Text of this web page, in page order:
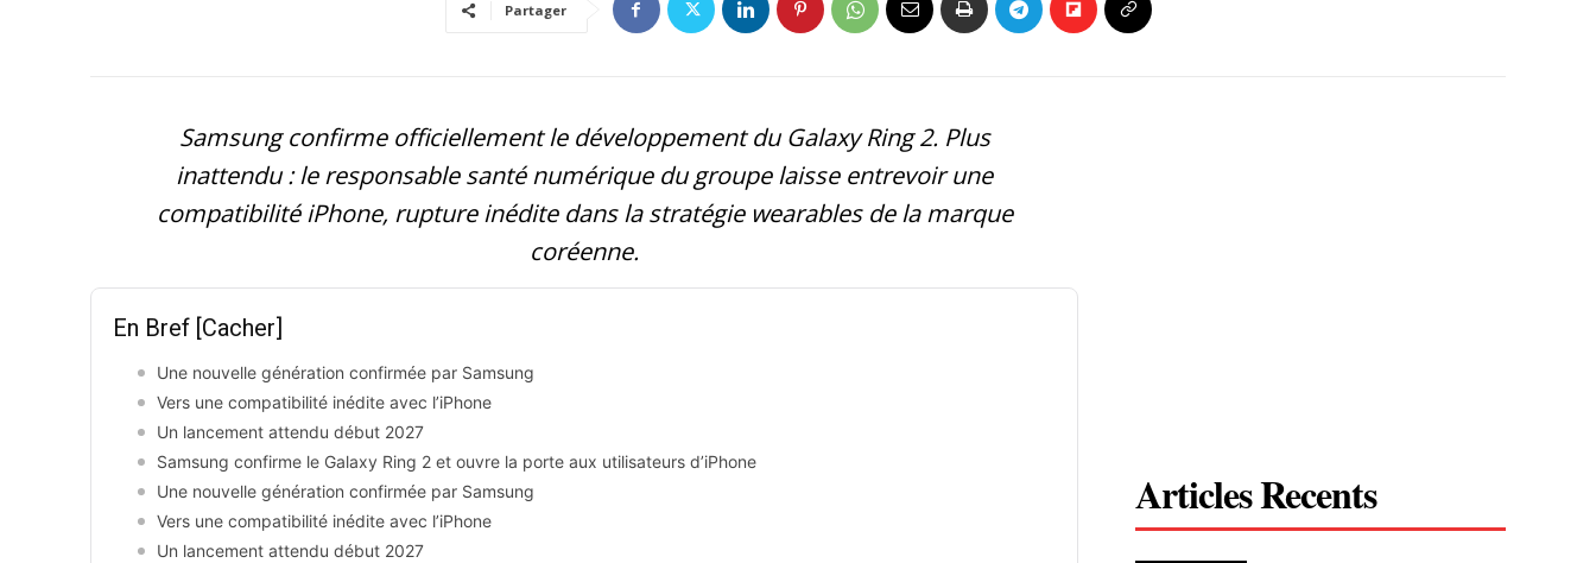
Partager
Samsung confirme officiellement le développement du Galaxy Ring 2. Plus
inattendu : le responsable santé numérique du groupe laisse entrevoir une
compatibilité iPhone, rupture inédite dans la stratégie wearables de la marque
coréenne.
En Bref [Cacher]
Une nouvelle génération confirmée par Samsung
Vers une compatibilité inédite avec l’iPhone
Un lancement attendu début 2027
Samsung confirme le Galaxy Ring 2 et ouvre la porte aux utilisateurs d’iPhone
Une nouvelle génération confirmée par Samsung
Vers une compatibilité inédite avec l’iPhone
Un lancement attendu début 2027
Articles Recents